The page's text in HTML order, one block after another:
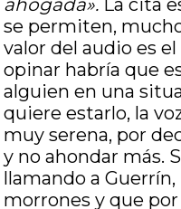
ahogada». La cita
se permiten,
valor del audio es
opinar habría que
alguien en una
quiere estarlo, la
muy serena, por
y no ahondar más.
llamando a
morrones y que